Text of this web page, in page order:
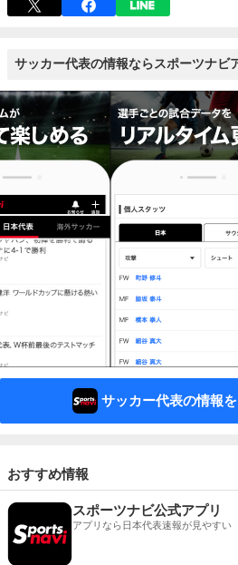
サッカー代表の情報ならスポーツナビ
サッカー代表の情報
おすすめ情報
スポーツナビ公式アプリ
アプリなら日本代表速報が見やすい